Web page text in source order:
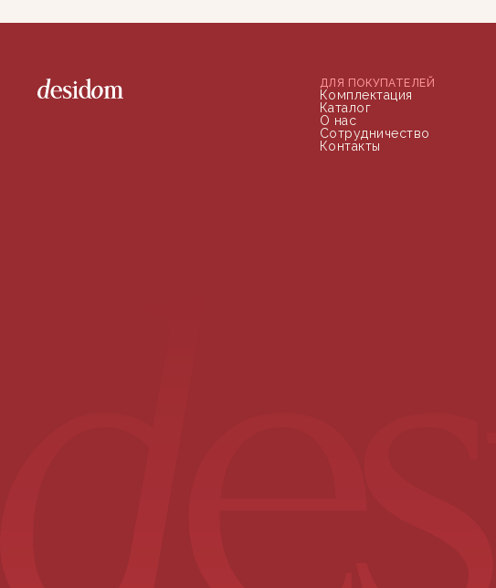
ДЛЯ ПОКУПАТЕЛЕЙ
Комплектация
Каталог
О нас
Сотрудничество
Контакты